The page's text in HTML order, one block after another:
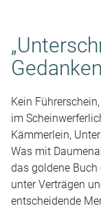
Kein
im
Kämmerlein,
Was mit
das goldene
unter Verträgen
entscheidende